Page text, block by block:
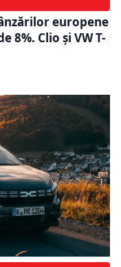
europene
8%. Clio și VW T-